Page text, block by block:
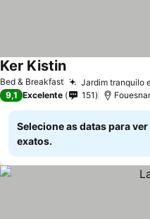
Bed & Breakfast Jardim tranquilo
Ker KistinVer preços
9,1 Excelente 151
Selecione as datas para
exatos.